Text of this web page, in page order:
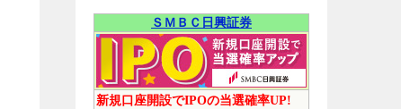
ＳＭＢＣ日興証券
新規口座開設でIPOの当選確率UP!